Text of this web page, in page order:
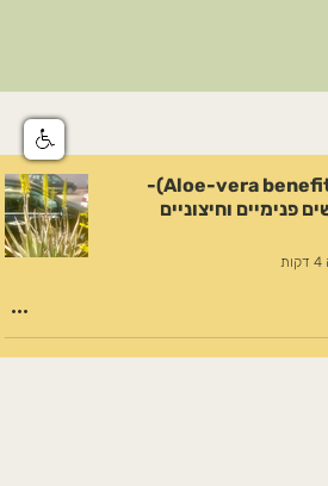
נפלאות האלוורה (Aloe-vera benefits)-
פנימיים וחיצוניים